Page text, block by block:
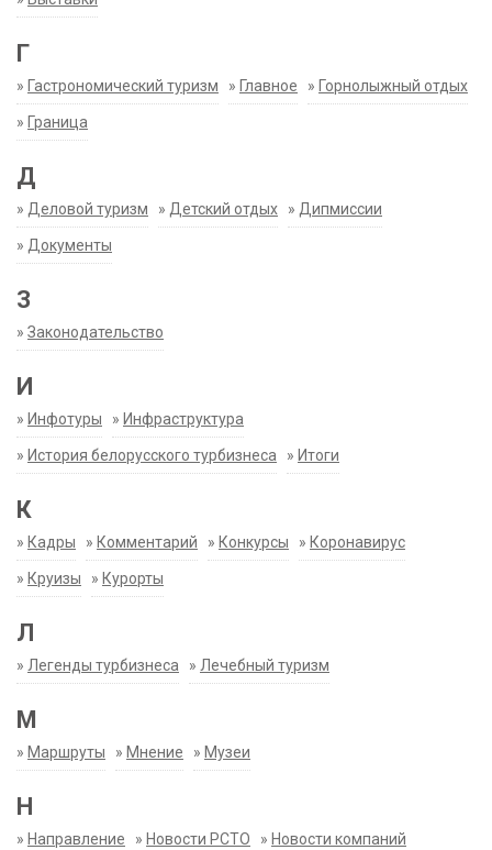
Г
» Гастрономический туризм » Главное » Горнолыжный отдых
» Граница
Д
» Деловой туризм » Детский отдых » Дипмиссии
» Документы
З
» Законодательство
И
» Инфотуры » Инфраструктура
» История белорусского турбизнеса » Итоги
К
» Кадры » Комментарий » Конкурсы » Коронавирус
» Круизы » Курорты
Л
» Легенды турбизнеса » Лечебный туризм
М
» Маршруты » Мнение » Музеи
Н
» Направление » Новости РСТО » Новости компаний